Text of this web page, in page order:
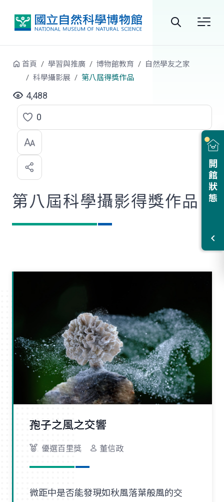
站
開館狀態
首頁 學習與推廣 博物館教育
自然學友之家
科學攝影展
第八屆得獎作品
4,488
點
選
喜
歡
0
第八屆科學攝影得獎作品
孢子之風之交響
優選百里獎 董信政
微距中是否能發現如秋風落葉般風的交